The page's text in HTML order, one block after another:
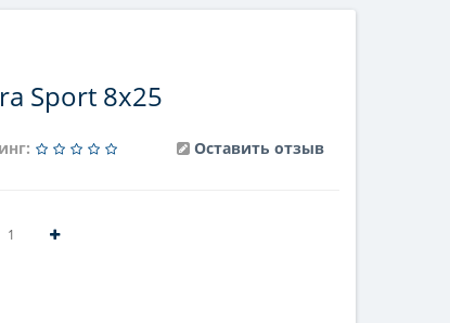
Sport 8x25
Оставить отзыв